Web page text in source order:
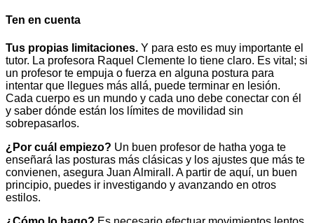
Ten en cuenta
Tus propias limitaciones. Y para esto es muy importante el
tutor. La profesora Raquel Clemente lo tiene claro. Es vital; si
un profesor te empuja o fuerza en alguna postura para
intentar que llegues más allá, puede terminar en lesión.
Cada cuerpo es un mundo y cada uno debe conectar con él
y saber dónde están los límites de movilidad sin
sobrepasarlos.
¿Por cuál empiezo? Un buen profesor de hatha yoga te
enseñará las posturas más clásicas y los ajustes que más te
convienen, asegura Juan Almirall. A partir de aquí, un buen
principio, puedes ir investigando y avanzando en otros
estilos.